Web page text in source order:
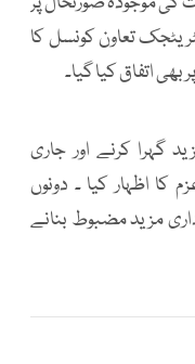
تعاون کونسل کا
بھی اتفاق کیا گیا۔
گہرا کرنے اور جاری
کا اظہار کیا ۔ دونوں
مزید مضبوط بنانے